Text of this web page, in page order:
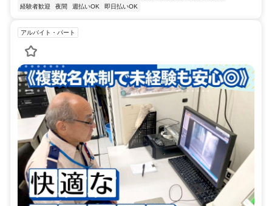
経験者歓迎
夜間 週払いOK 即日払いOK
アルバイト・パート